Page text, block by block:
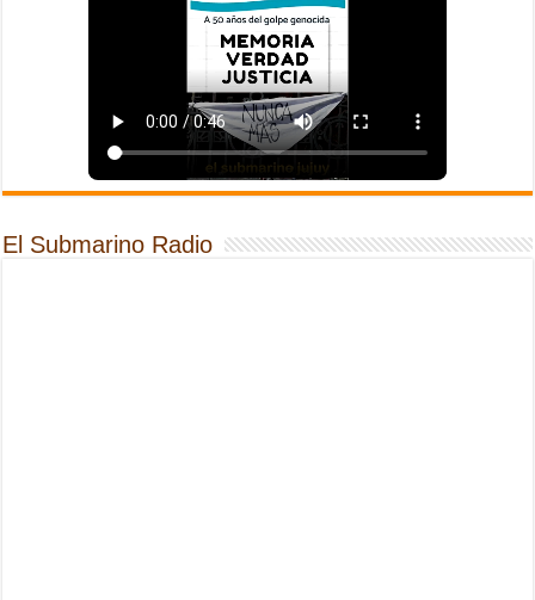
El Submarino Radio